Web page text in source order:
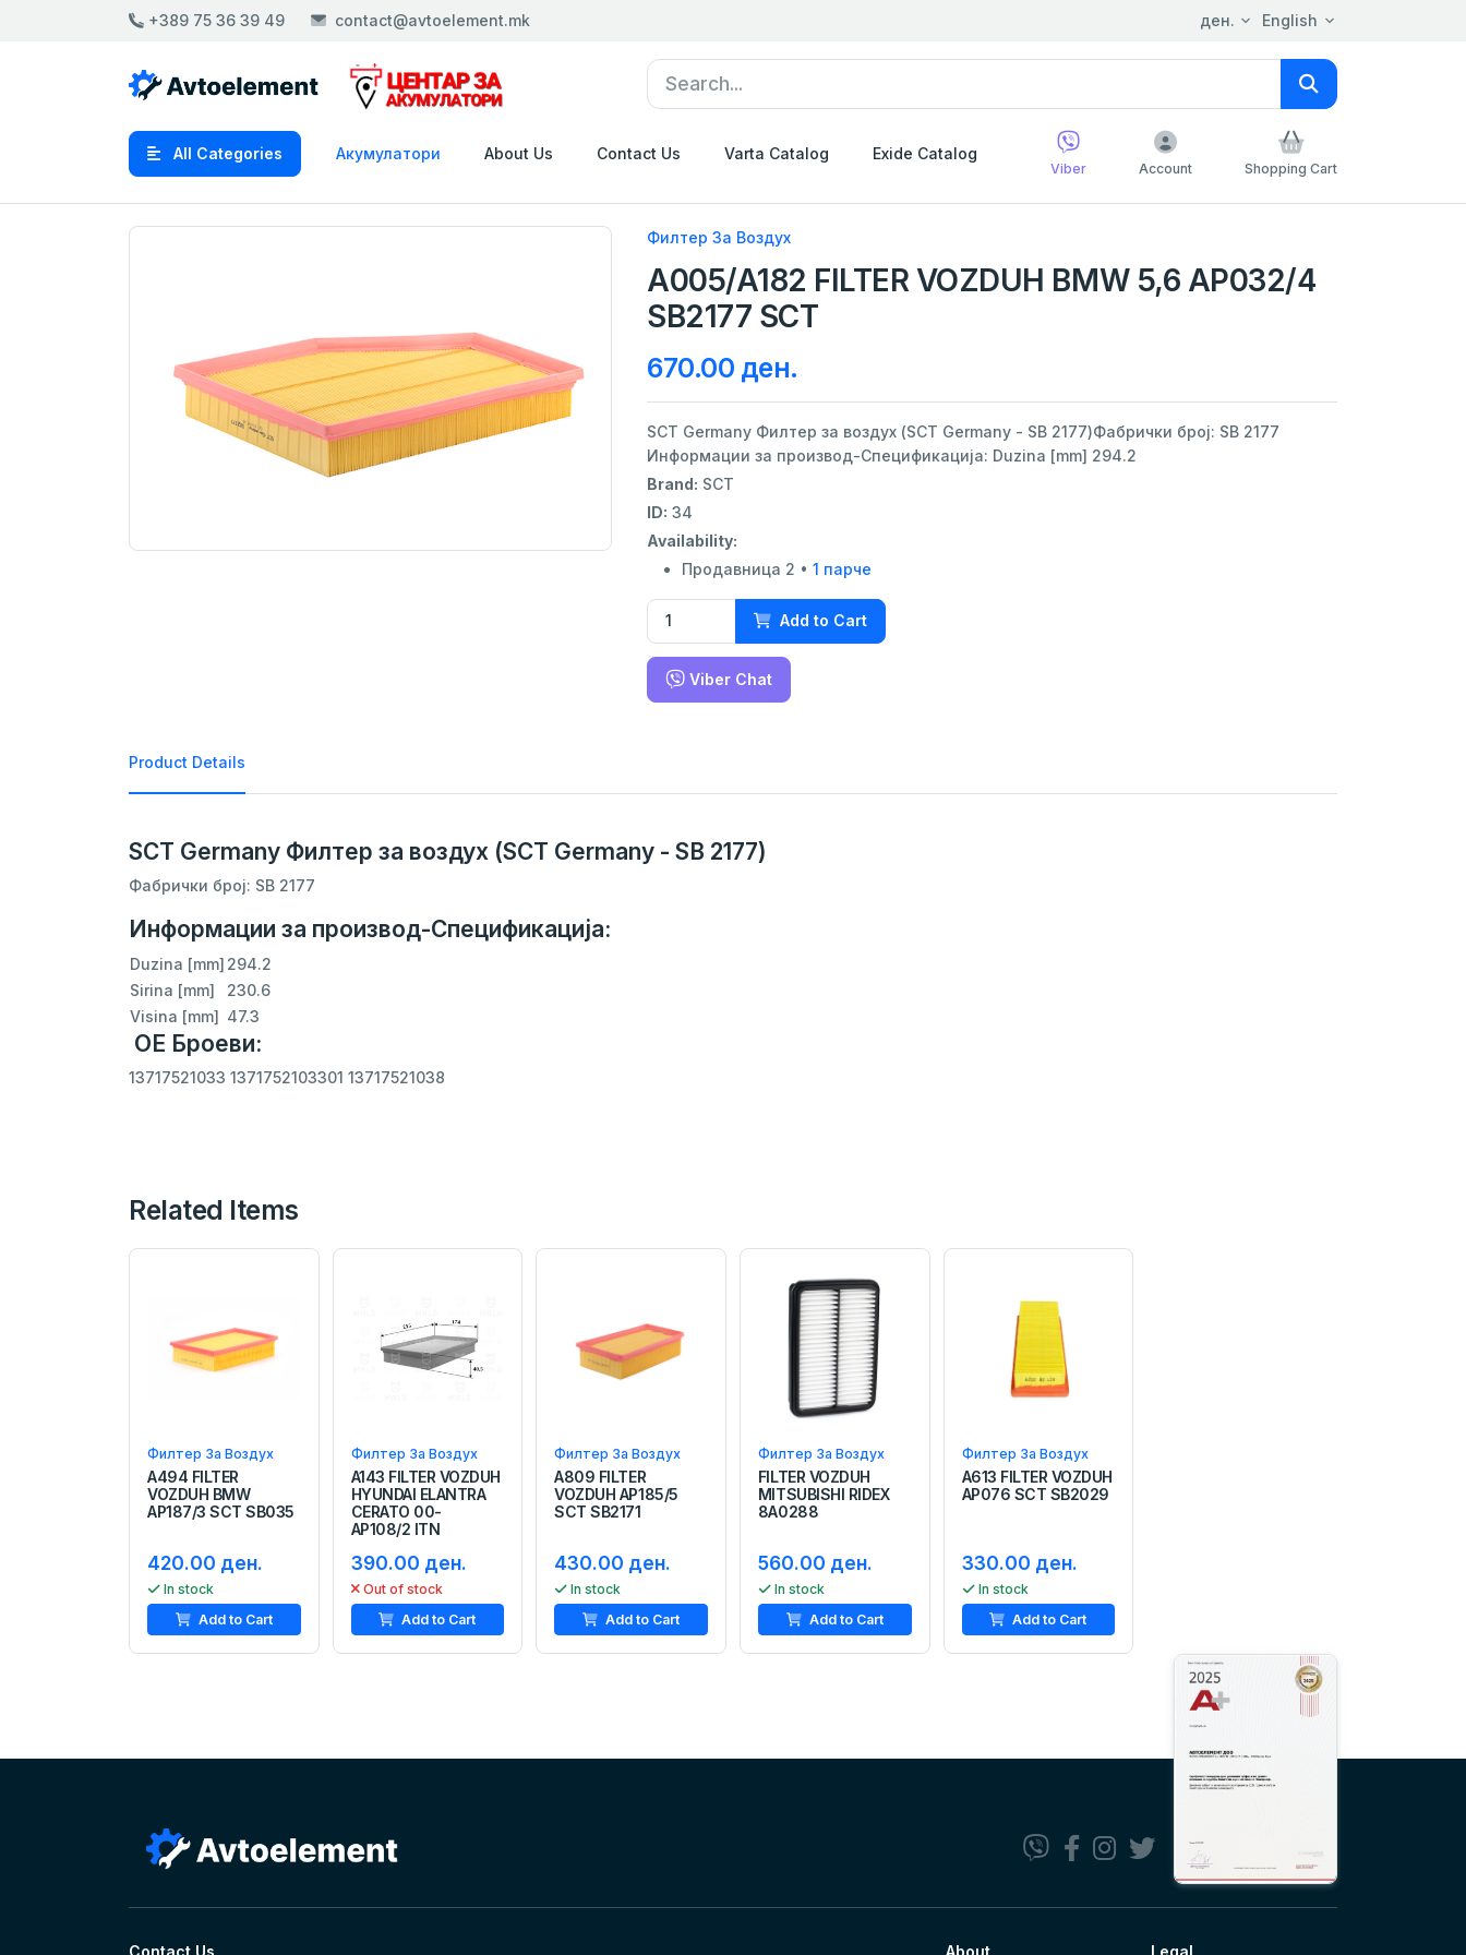
+389 75 36 39 49 contact@avtoelement.mk ден. English
All Categories Акумулатори About Us Contact Us Varta Catalog Exide Catalog
Viber Account Shopping Cart
Филтер За Воздух
A005/A182 FILTER VOZDUH BMW 5,6 AP032/4
SB2177 SCT
670.00 ден.
SCT Germany Филтер за воздух (SCT Germany - SB 2177)Фабрички број: SB 2177
Информации за производ-Спецификација: Duzina [mm] 294.2
Brand: SCT
ID: 34
Availability:
Продавница 2 • 1 парче
Add to Cart
Viber Chat
Product Details
SCT Germany Филтер за воздух (SCT Germany - SB 2177)
Фабрички број: SB 2177
Информации за производ-Спецификација:
Duzina [mm] 294.2
Sirina [mm]
230.6
Visina [mm] 47.3
ОЕ Броеви:
13717521033 1371752103301 13717521038
Related Items
Филтер За Воздух
A494 FILTER
VOZDUH BMW
AP187/3 SCT SB035
420.00 ден.
In stock
Add to Cart
Филтер За Воздух
A143 FILTER VOZDUH
HYUNDAI ELANTRA
CERATO 00-
AP108/2 ITN
390.00 ден.
Out of stock
Add to Cart
Филтер За Воздух
A809 FILTER
VOZDUH AP185/5
SCT SB2171
430.00 ден.
In stock
Add to Cart
Филтер За Воздух
FILTER VOZDUH
MITSUBISHI RIDEX
8A0288
560.00 ден.
In stock
Add to Cart
Филтер За Воздух
A613 FILTER VOZDUH
AP076 SCT SB2029
330.00 ден.
In stock
Add to Cart
Contact Us About Legal